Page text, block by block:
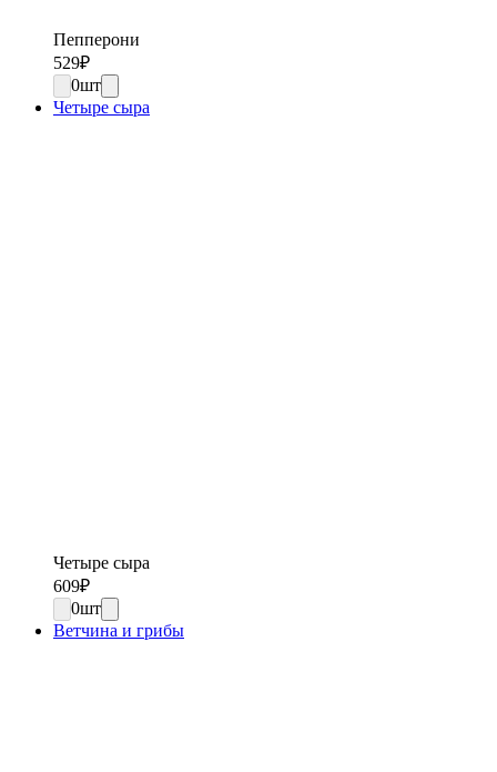
Пепперони
529₽
0шт
Четыре сыра
Четыре сыра
609₽
0шт
Ветчина и грибы